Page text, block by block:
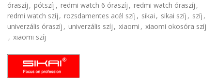
óraszíj , pótszíj , redmi watch 6 óraszíj , redmi watch óraszíj ,
redmi watch szíj , rozsdamentes acél szíj , sikai , sikai szíj , szíj ,
univerzális óraszíj , univerzális szíj , xiaomi , xiaomi okosóra szíj
, xiaomi szíj